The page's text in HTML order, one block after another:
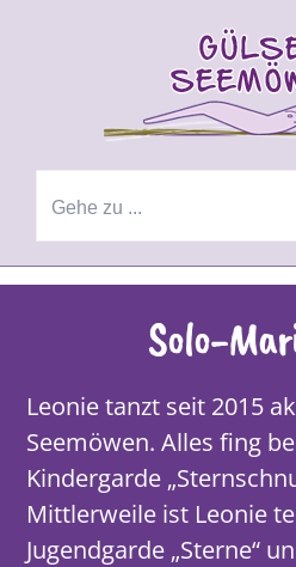
Gehe zu ...
Solo-
Leonie tanzt seit 2015
Seemöwen. Alles fing
Kindergarde
Mittlerweile ist Leonie
Jugendgarde „Sterne“